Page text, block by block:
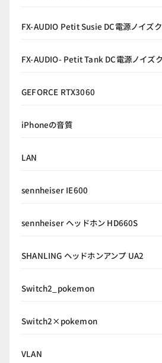
FX-AUDIO Petit Susie DC電源ノイズ
FX-AUDIO- Petit Tank DC電源ノイズ
GEFORCE RTX3060
iPhoneの音質
LAN
sennheiser IE600
sennheiser ヘッドホン HD660S
SHANLING ヘッドホンアンプ UA2
Switch2_pokemon
Switch2×pokemon
VLAN